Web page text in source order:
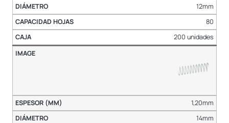
12mm
80
200 unidades
1,20mm
14mm